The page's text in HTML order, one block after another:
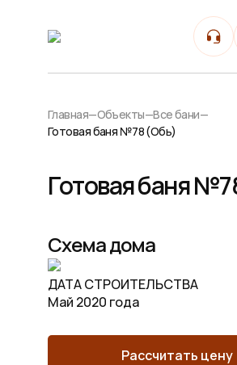
Главная—Объекты—Все бани—
Готовая баня №78 (Обь)
Готовая баня
Схема дома
ДАТА СТРОИТЕЛЬСТВА
Май 2020 года
Рассчитать цену